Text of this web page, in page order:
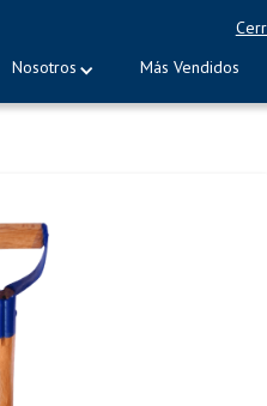
Nosotros Más Vendidos